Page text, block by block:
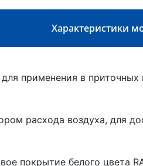
Характеристики
применения в
расхода воздуха, для
покрытие белого цвета